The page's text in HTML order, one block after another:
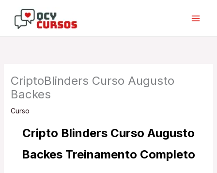
content
CriptoBlinders Curso Augusto
Backes
Curso
Cripto Blinders Curso Augusto
Backes Treinamento Completo